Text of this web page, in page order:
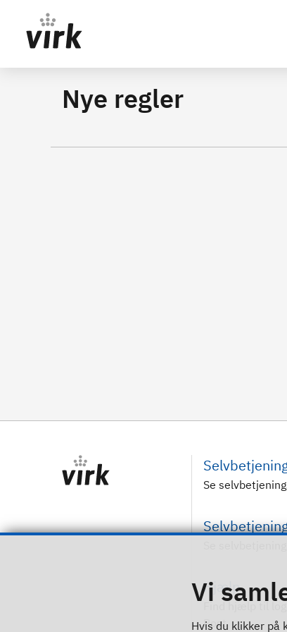
Vi
Hvis du klikker på
Nye regler
Se
Hjælp
Post